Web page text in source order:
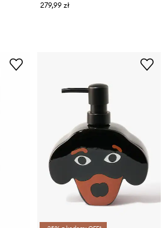
279,99 zł